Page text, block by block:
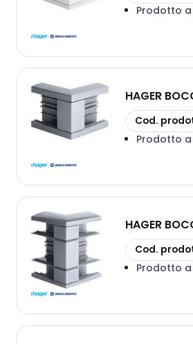
Prodotto
HAGER
copia
Cod.
Prodotto
HAGER
copia
Cod.
Prodotto